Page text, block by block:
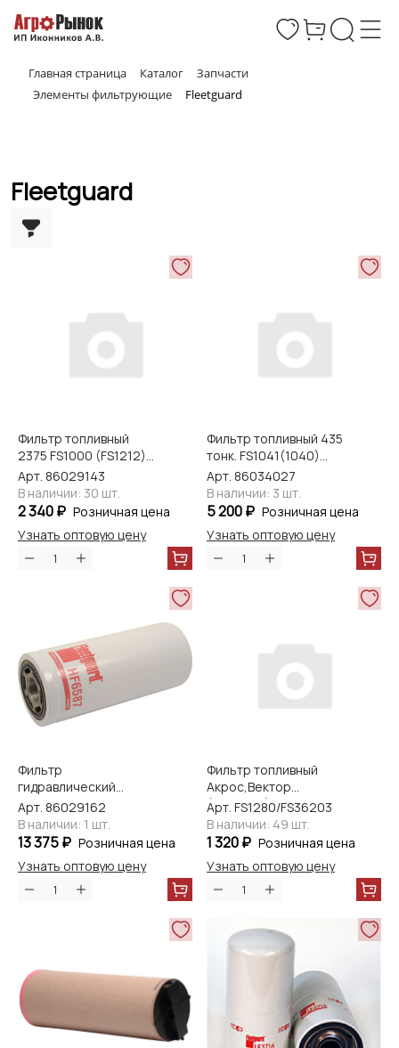
Главная страница Каталог
Запчасти
Элементы фильтрующие
Fleetguard
Fleetguard
Фильтр топливный
2375 FS1000 (FS1212)
Fleetguard
Арт. 86029143
В наличии: 30 шт.
2 340 ₽ Розничная цена
Узнать оптовую цену
Фильтр топливный 435
тонк. FS1041(1040)
Fleetguard
Арт. 86034027
В наличии: 3 шт.
5 200 ₽ Розничная цена
Узнать оптовую цену
Фильтр
гидравлический
2375,435,2210 HF6587
Fleetguard
Арт. 86029162
В наличии: 1 шт.
13 375 ₽ Розничная цена
Узнать оптовую цену
Фильтр топливный
Акрос,Вектор
(Cummins)
FS1280/FS36203
Fleetguard
Арт. FS1280/FS36203
В наличии: 49 шт.
1 320 ₽ Розничная цена
Узнать оптовую цену